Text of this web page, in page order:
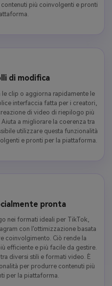
più coinvolgenti e pronti
di modifica
clip o aggiorna rapidamente le
interfaccia fatta per i creatori,
di video di riepilogo più
a migliorare la coerenza tra
utilizzare questa funzionalità
e pronti per la piattaforma.
pronta
nei formati ideali per TikTok,
con l'ottimizzazione basata
coinvolgimento. Ciò rende la
efficiente e più facile da gestire.
diversi stili e formati video. È
per produrre contenuti più
per la piattaforma.